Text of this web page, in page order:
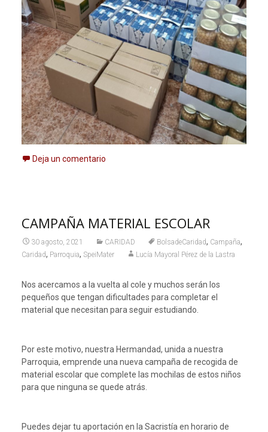
Deja un comentario
CAMPAÑA MATERIAL ESCOLAR
30 agosto, 2021 CARIDAD BolsadeCaridad, Campaña,
Caridad, Parroquia, SpeiMater Lucía Mayoral Pérez de la Lastra
Nos acercamos a la vuelta al cole y muchos serán los
pequeños que tengan dificultades para completar el
material que necesitan para seguir estudiando.
Por este motivo, nuestra Hermandad, unida a nuestra
Parroquia, emprende una nueva campaña de recogida de
material escolar que complete las mochilas de estos niños
para que ninguna se quede atrás.
Puedes dejar tu aportación en la Sacristía en horario de